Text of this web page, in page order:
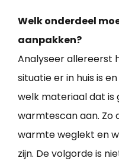
Welk onderdeel
aanpakken?
Analyseer allereerst
situatie er in huis is
welk materiaal dat is
warmtescan aan.
warmte weglekt en
zijn. De volgorde is